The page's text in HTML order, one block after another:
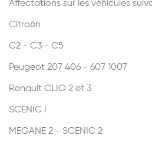
Affectations sur les véhicules
Citroën
C2 - C3 - C5
Peugeot 207 406 - 607 1007
Renault CLIO 2 et 3
SCENIC I
MEGANE 2 - SCENIC 2